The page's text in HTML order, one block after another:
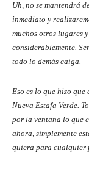
Uh, no se mantendrá
inmediato y
muchos otros lugares
considerablemente.
todo lo demás caiga.
Eso es lo que hizo
Nueva Estafa Verde.
por la ventana lo que
ahora, simplemente
quiera para cualquier